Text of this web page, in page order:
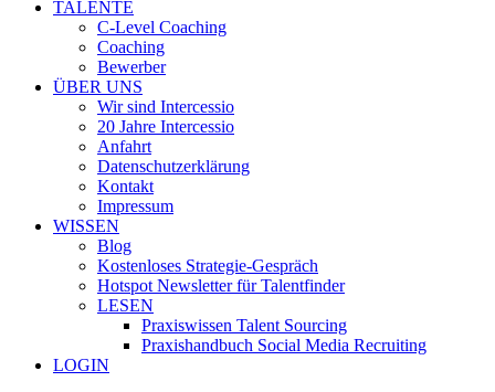
TALENTE
C-Level Coaching
Coaching
Bewerber
ÜBER UNS
Wir sind Intercessio
20 Jahre Intercessio
Anfahrt
Datenschutzerklärung
Kontakt
Impressum
WISSEN
Blog
Kostenloses Strategie-Gespräch
Hotspot Newsletter für Talentfinder
LESEN
Praxiswissen Talent Sourcing
Praxishandbuch Social Media Recruiting
LOGIN